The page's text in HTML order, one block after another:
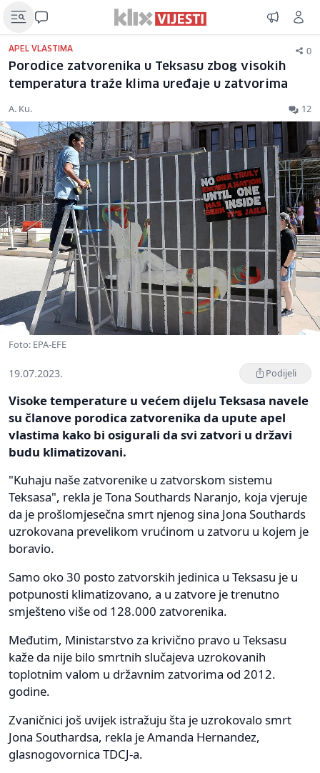
APEL VLASTIMA 0
Porodice zatvorenika u Teksasu zbog visokih
temperatura traže klima uređaje u zatvorima
A. Ku. 12
Foto: EPA-EFE
19.07.2023. Podijeli
Visoke temperature u većem dijelu Teksasa navele
su članove porodica zatvorenika da upute apel
vlastima kako bi osigurali da svi zatvori u državi
budu klimatizovani.
"Kuhaju naše zatvorenike u zatvorskom sistemu
Teksasa", rekla je Tona Southards Naranjo, koja vjeruje
da je prošlomjesečna smrt njenog sina Jona Southards
uzrokovana prevelikom vrućinom u zatvoru u kojem je
boravio.
Samo oko 30 posto zatvorskih jedinica u Teksasu je u
potpunosti klimatizovano, a u zatvore je trenutno
smješteno više od 128.000 zatvorenika.
Međutim, Ministarstvo za krivično pravo u Teksasu
kaže da nije bilo smrtnih slučajeva uzrokovanih
toplotnim valom u državnim zatvorima od 2012.
godine.
Zvaničnici još uvijek istražuju šta je uzrokovalo smrt
Jona Southardsa, rekla je Amanda Hernandez,
glasnogovornica TDCJ-a.